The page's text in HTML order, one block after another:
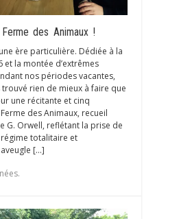
des Animaux !
ère particulière. Dédiée à la
et la montée d’extrêmes
nos périodes vacantes,
trouvé rien de mieux à faire que
une récitante et cinq
des Animaux, recueil
G. Orwell, reflétant la prise de
régime totalitaire et
[…]